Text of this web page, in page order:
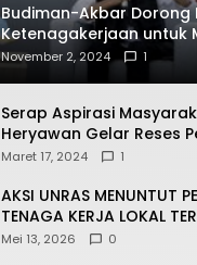
Budiman-Akbar Dorong
Ketenagakerjaan untuk
Timur, Juru Bicara: Ini
November 2, 2024 1
Serap Aspirasi
Heryawan Gelar Reses
Maret 17, 2024 1
AKSI UNRAS MENUNTUT
TENAGA KERJA LOKAL
NUGRAHA LESTARI
Mei 13, 2026 0